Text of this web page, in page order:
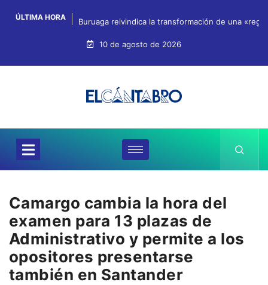
ÚLTIMA HORA Buruaga reivindica la transformación de una
10 de agosto de 2026
Camargo cambia la hora del
examen para 13 plazas de
Administrativo y permite a los
opositores presentarse
también en Santander